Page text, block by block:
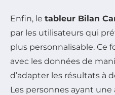
Enfin, le tableur Bilan
par les utilisateurs qui
plus personnalisable. Ce
avec les données de
d’adapter les résultats à
Les personnes ayant